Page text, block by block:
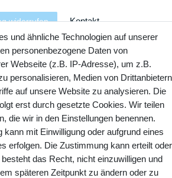
widerrufen Kontakt
Facebook Instagram
und ähnliche Technologien auf unserer
personenbezogene Daten von
Webseite (z.B. IP-Adresse), um z.B.
personalisieren, Medien von Drittanbietern
auf unsere Website zu analysieren. Die
erst durch gesetzte Cookies. Wir teilen
die wir in den Einstellungen benennen.
kann mit Einwilligung oder aufgrund eines
erfolgen. Die Zustimmung kann erteilt oder
das Recht, nicht einzuwilligen und
späteren Zeitpunkt zu ändern oder zu